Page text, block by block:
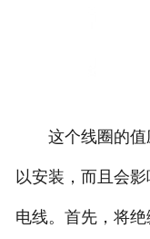
这个线圈的值
以安装，而且会
电线。首先，将